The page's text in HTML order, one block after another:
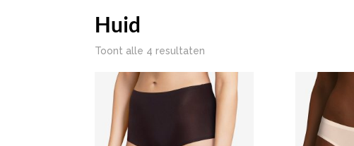
Huid
Toont alle 4 resultaten